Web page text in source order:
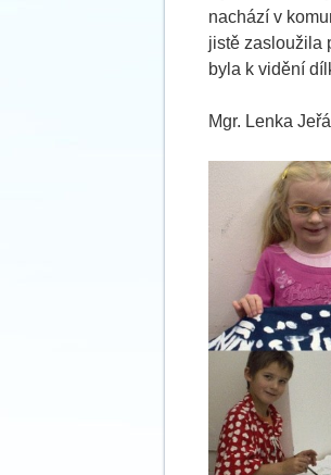
nachází v
jistě zasloužila
byla k vidění
Mgr. Lenka